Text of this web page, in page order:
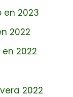
en 2023
2022
2022
2022